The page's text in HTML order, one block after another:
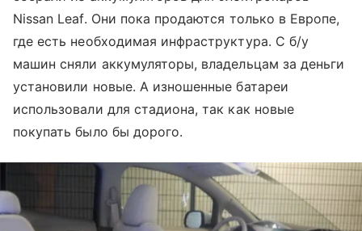
Nissan Leaf. Они пока продаются только в Европе,
где есть необходимая инфраструктура. С б/у
машин сняли аккумуляторы, владельцам за деньги
установили новые. А изношенные батареи
использовали для стадиона, так как новые
покупать было бы дорого.